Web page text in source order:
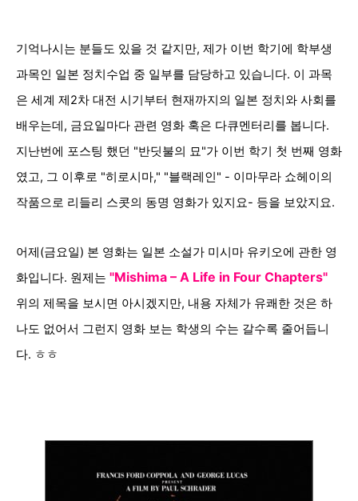
기억나시는 분들도 있을 것 같지만, 제가 이번 학기에 학부생
과목인 일본 정치수업 중 일부를 담당하고 있습니다. 이 과목
은 세계 제2차 대전 시기부터 현재까지의 일본 정치와 사회를
배우는데, 금요일마다 관련 영화 혹은 다큐멘터리를 봅니다.
지난번에 포스팅 했던 "반딧불의 묘"가 이번 학기 첫 번째 영화
였고, 그 이후로 "히로시마," "블랙레인" - 이마무라 쇼헤이의
작품으로 리들리 스콧의 동명 영화가 있지요- 등을 보았지요.
어제(금요일) 본 영화는 일본 소설가 미시마 유키오에 관한 영
화입니다. 원제는 "Mishima – A Life in Four Chapters"
위의 제목을 보시면 아시겠지만, 내용 자체가 유쾌한 것은 하
나도 없어서 그런지 영화 보는 학생의 수는 갈수록 줄어듭니
다. ㅎㅎ